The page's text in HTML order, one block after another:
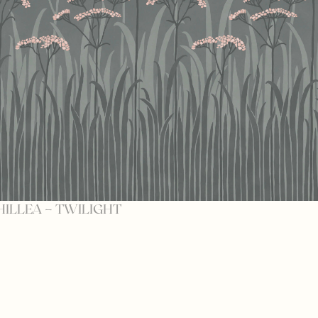
– TWILIGHT